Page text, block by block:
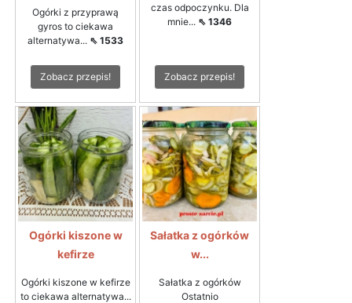
Ogórki z przyprawą
gyros to ciekawa
alternatywa... ⇖ 1533
Zobacz przepis!
czas odpoczynku. Dla
mnie... ⇖ 1346
Zobacz przepis!
Ogórki kiszone w
kefirze
Ogórki kiszone w kefirze
to ciekawa alternatywa...
Sałatka z ogórków
w...
Sałatka z ogórków
Ostatnio